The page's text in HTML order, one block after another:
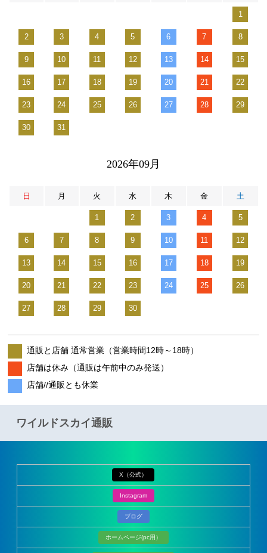
1
2 3 4 5 6 7 8
9 10 11 12 13 14 15
16 17 18 19 20 21 22
23 24 25 26 27 28 29
30 31
2026年09月
日 月 火 水 木 金 土
1 2 3 4 5
6 7 8 9 10 11 12
13 14 15 16 17 18 19
20 21 22 23 24 25 26
27 28 29 30
通販と店舗 通常営業（営業時間12時～18時）
店舗は休み（通販は午前中のみ発送）
店舗//通販とも休業
ワイルドスカイ通販
X（公式）
Instagram
ブログ
ホームページ(pc用）